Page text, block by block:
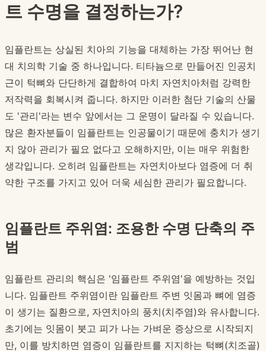
트 수명을 결정하는가?
임플란트는 상실된 치아의 기능을 대체하는 가장 뛰어난 현
대 치의학 기술 중 하나입니다. 티타늄으로 만들어진 인공치
근이 턱뼈와 단단하게 결합하여 마치 자연치아처럼 강력한
저작력을 회복시켜 줍니다. 하지만 이러한 첨단 기술의 산물
도 '관리'라는 변수 앞에서는 그 운명이 달라질 수 있습니다.
많은 환자분들이 임플란트는 인공물이기 때문에 충치가 생기
지 않아 관리가 필요 없다고 오해하지만, 이는 매우 위험한
생각입니다. 오히려 임플란트는 자연치아보다 염증에 더 취
약한 구조를 가지고 있어 더욱 세심한 관리가 필요합니다.
임플란트 주위염: 조용한 수명 단축의 주
범
임플란트 관리의 핵심은 '임플란트 주위염'을 예방하는 것입
니다. 임플란트 주위염이란 임플란트 주변 잇몸과 뼈에 염증
이 생기는 질환으로, 자연치아의 풍치(치주염)와 유사합니다.
초기에는 잇몸이 붓고 피가 나는 가벼운 증상으로 시작되지
만, 이를 방치하면 염증이 임플란트를 지지하는 턱뼈(치조골)